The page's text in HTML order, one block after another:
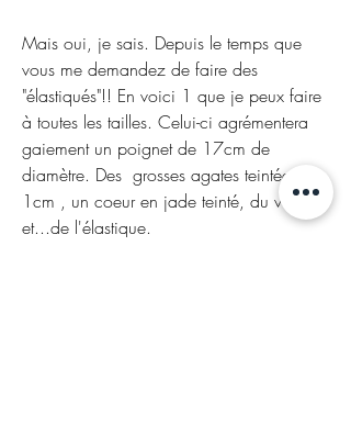
Mais oui, je sais. Depuis le temps que
vous me demandez de faire des
"élastiqués"!! En voici 1 que je peux faire
à toutes les tailles. Celui-ci agrémentera
gaiement un poignet de 17cm de
diamètre. Des grosses agates teintées de
1cm , un coeur en jade teinté, du verre
et...de l'élastique.